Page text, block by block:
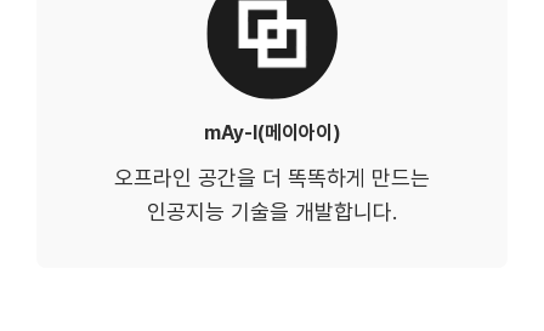
mAy-I(메이아이)
오프라인 공간을 더 똑똑하게 만드는
인공지능 기술을 개발합니다.